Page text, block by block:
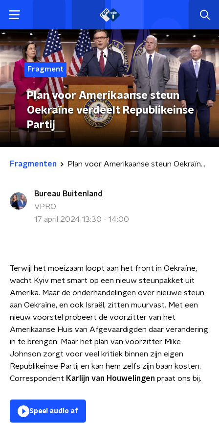
Fragment
Plan voor Amerikaanse steun
Oekraïne verdeelt Republikeinse
Partij
Fragmenten Plan voor Amerikaanse steun Oekraïne verdeelt Republikeinse Partij
Bureau Buitenland
VPRO
17 april 2024 13:30 - 14:00
Terwijl het moeizaam loopt aan het front in Oekraïne,
wacht Kyiv met smart op een nieuw steunpakket uit
Amerika. Maar de onderhandelingen over nieuwe steun
aan Oekraïne, en ook Israël, zitten muurvast. Met een
nieuw voorstel probeert de voorzitter van het
Amerikaanse Huis van Afgevaardigden daar verandering
in te brengen. Maar het plan van voorzitter Mike
Johnson zorgt voor veel kritiek binnen zijn eigen
Republikeinse Partij en kan hem zelfs zijn baan kosten.
Correspondent Karlijn van Houwelingen praat ons bij.
Speel audio af